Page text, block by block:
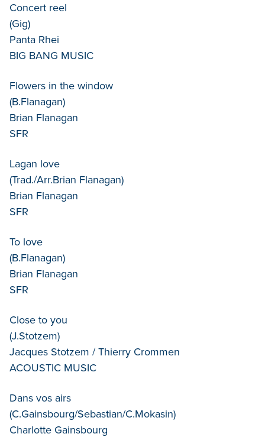
Concert reel
(Gig)
Panta Rhei
BIG BANG MUSIC
Flowers in the window
(B.Flanagan)
Brian Flanagan
SFR
Lagan love
(Trad./Arr.Brian Flanagan)
Brian Flanagan
SFR
To love
(B.Flanagan)
Brian Flanagan
SFR
Close to you
(J.Stotzem)
Jacques Stotzem / Thierry Crommen
ACOUSTIC MUSIC
Dans vos airs
(C.Gainsbourg/Sebastian/C.Mokasin)
Charlotte Gainsbourg